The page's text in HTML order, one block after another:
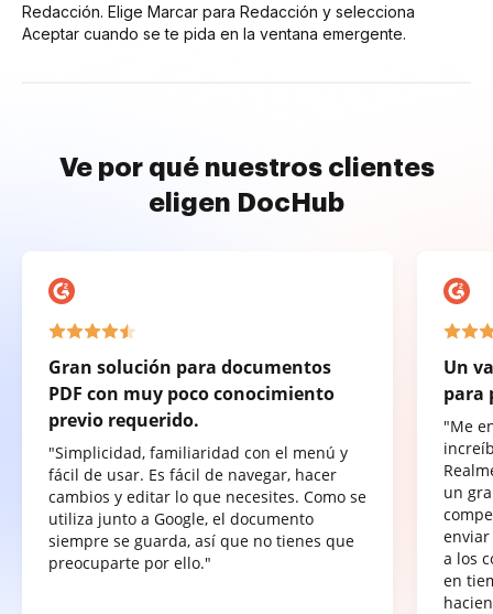
Redacción. Elige Marcar para Redacción y selecciona
Aceptar cuando se te pida en la ventana emergente.
Ve por qué nuestros clientes
eligen DocHub
Gran solución para documentos
PDF con muy poco conocimiento
previo requerido.
"Simplicidad, familiaridad con el menú y
fácil de usar. Es fácil de navegar, hacer
cambios y editar lo que necesites. Como se
utiliza junto a Google, el documento
siempre se guarda, así que no tienes que
preocuparte por ello."
Un
para
"Me
un
a los
en